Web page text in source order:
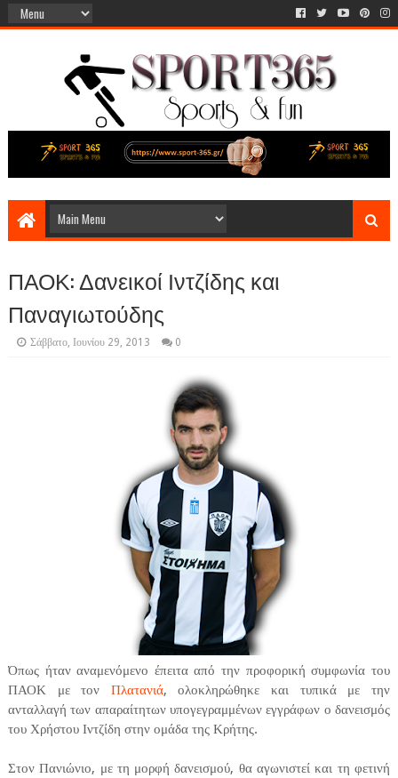
ΠΑΟΚ: Δανεικοί Ιντζίδης και
Παναγιωτούδης
Σάββατο, Ιουνίου 29, 2013 0
Όπως ήταν αναμενόμενο έπειτα από την προφορική συμφωνία του
ΠΑΟΚ με τον Πλατανιά, ολοκληρώθηκε και τυπικά με την
ανταλλαγή των απαραίτητων υπογεγραμμένων εγγράφων ο δανεισμός
του Χρήστου Ιντζίδη στην ομάδα της Κρήτης.
Στον Πανιώνιο, με τη μορφή δανεισμού, θα αγωνιστεί και τη φετινή